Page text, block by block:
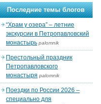
Последние темы блогов
“Храм у озера” – летние
экскурсии в Петропавловский
монастырь palomnik
Престольный праздник
Петропавловского
монастыря palomnik
Поездки по России 2026 –
специально для